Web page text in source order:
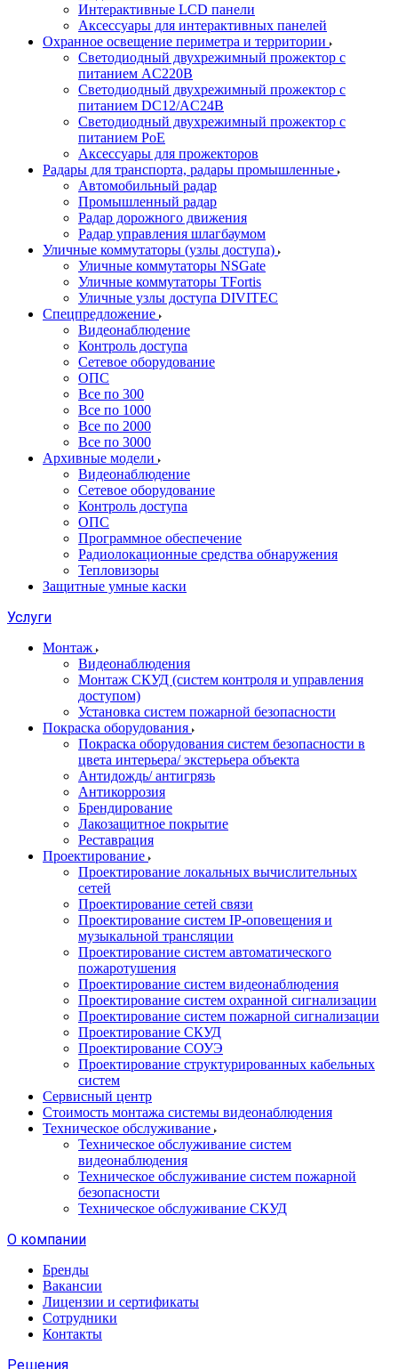
Интерактивные LCD панели
Аксессуары для интерактивных панелей
Охранное освещение периметра и территории
Светодиодный двухрежимный прожектор с
питанием AC220В
Светодиодный двухрежимный прожектор с
питанием DC12/AC24В
Светодиодный двухрежимный прожектор с
питанием PoE
Аксессуары для прожекторов
Радары для транспорта, радары промышленные
Автомобильный радар
Промышленный радар
Радар дорожного движения
Радар управления шлагбаумом
Уличные коммутаторы (узлы доступа)
Уличные коммутаторы NSGate
Уличные коммутаторы TFortis
Уличные узлы доступа DIVITEC
Спецпредложение
Видеонаблюдение
Контроль доступа
Сетевое оборудование
ОПС
Все по 300
Все по 1000
Все по 2000
Все по 3000
Архивные модели
Видеонаблюдение
Сетевое оборудование
Контроль доступа
ОПС
Программное обеспечение
Радиолокационные средства обнаружения
Тепловизоры
Защитные умные каски
Услуги
Монтаж
Видеонаблюдения
Монтаж СКУД (систем контроля и управления
доступом)
Установка систем пожарной безопасности
Покраска оборудования
Покраска оборудования систем безопасности в
цвета интерьера/ экстерьера объекта
Антидождь/ антигрязь
Антикоррозия
Брендирование
Лакозащитное покрытие
Реставрация
Проектирование
Проектирование локальных вычислительных
сетей
Проектирование сетей связи
Проектирование систем IP-оповещения и
музыкальной трансляции
Проектирование систем автоматического
пожаротушения
Проектирование систем видеонаблюдения
Проектирование систем охранной сигнализации
Проектирование систем пожарной сигнализации
Проектирование СКУД
Проектирование СОУЭ
Проектирование структурированных кабельных
систем
Сервисный центр
Стоимость монтажа системы видеонаблюдения
Техническое обслуживание
Техническое обслуживание систем
видеонаблюдения
Техническое обслуживание систем пожарной
безопасности
Техническое обслуживание СКУД
О компании
Бренды
Вакансии
Лицензии и сертификаты
Сотрудники
Контакты
Решения